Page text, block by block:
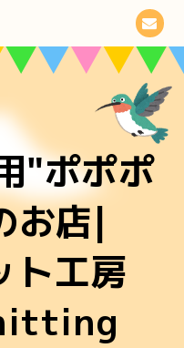
"ポポポ
お店|
ト工房